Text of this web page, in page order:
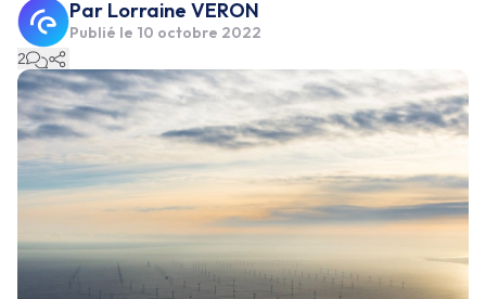
Par Lorraine VERON
Publié le 10 octobre 2022
2